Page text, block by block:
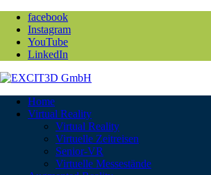
facebook
Instagram
YouTube
LinkedIn
Home
Virtual Reality
Virtual Reality
Virtuelle Zeitreisen
Senior-VR
Virtuelle Messestände